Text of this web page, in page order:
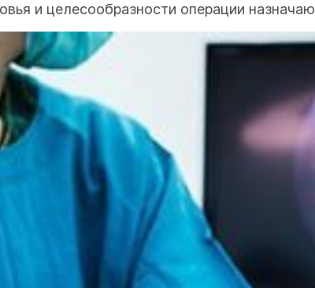
и целесообразности операции